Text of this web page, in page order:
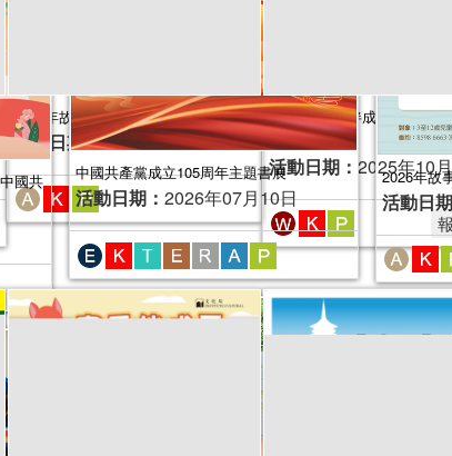
國共
中國共產黨成立105周年主題書展
活動日期： 2026年07月10日
2026年故
活動日
2026年故事天地 (1-6月)
活動日期：2026年01月03日
2025年“書香伴成長”親子閱
（10-12月）
活動日期： 2025年10